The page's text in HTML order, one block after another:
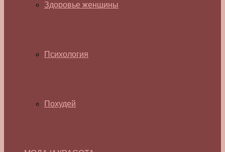
Здоровье женщины
Психология
Похудей